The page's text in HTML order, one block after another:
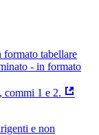
formato tabellare
- in formato
commi 1 e 2.
e non